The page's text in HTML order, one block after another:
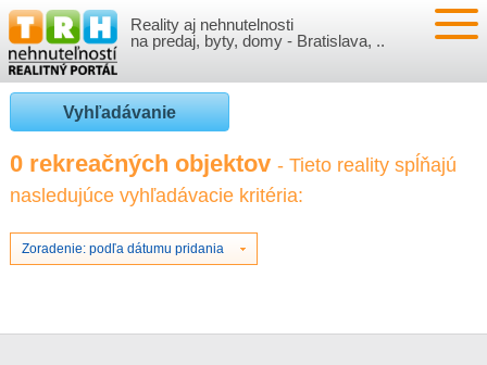
Reality aj nehnutelnosti
na predaj, byty, domy - Bratislava, ..
NEHNUTEĽNOSTI
BYTY
NOVOSTAVBY
NEBYTOVÉ PRIESTORY
VLOŽIŤ NEHNUTEĽNOSTI
PRIHLÁSENIE
REGISTRÁCIA
VÝVOJ CIEN REALÍT
ČLÁNKY O REALITÁCH
Vyhľadávanie
0 rekreačných objektov - Tieto reality spĺňajú
nasledujúce vyhľadávacie kritéria:
Zoradenie: podľa dátumu pridania